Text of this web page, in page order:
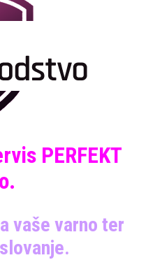
PERFEKT
vaše varno ter